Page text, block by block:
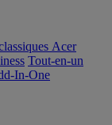
Acer
Tout-en-un
In-One